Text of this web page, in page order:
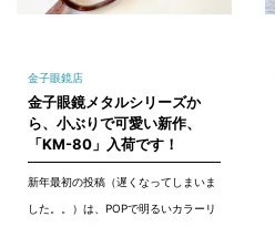
金子眼鏡店
金子眼鏡メタルシリーズか
ら、小ぶりで可愛い新作、
「KM-80」入荷です！
新年最初の投稿（遅くなってしまいま
した。。）は、POPで明るいカラーリ